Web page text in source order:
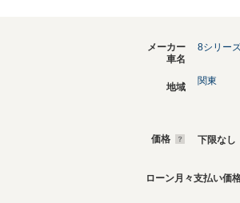
メーカー
車名
8シリー
地域
関東
価格 下限なし
ローン月々支払い価